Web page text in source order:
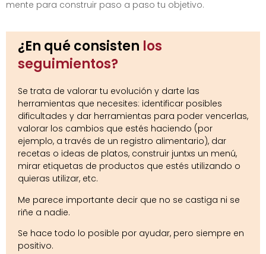
mente para construir paso a paso tu objetivo.
¿En qué consisten los
seguimientos?
Se trata de valorar tu evolución y darte las
herramientas que necesites: identificar posibles
dificultades y dar herramientas para poder vencerlas,
valorar los cambios que estés haciendo (por
ejemplo, a través de un registro alimentario), dar
recetas o ideas de platos, construir juntxs un menú,
mirar etiquetas de productos que estés utilizando o
quieras utilizar, etc.
Me parece importante decir que no se castiga ni se
riñe a nadie.
Se hace todo lo posible por ayudar, pero siempre en
positivo.